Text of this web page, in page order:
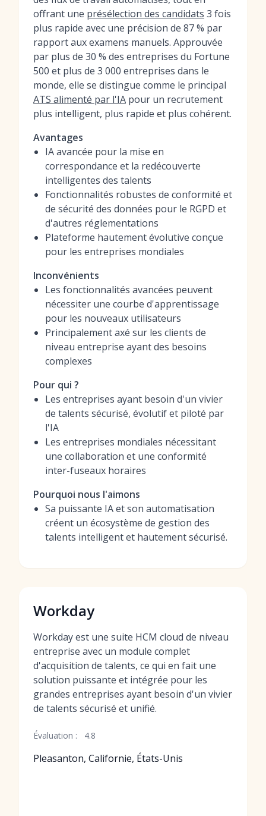
offrant une présélection des candidats 3 fois
plus rapide avec une précision de 87 % par
rapport aux examens manuels. Approuvée
par plus de 30 % des entreprises du Fortune
500 et plus de 3 000 entreprises dans le
monde, elle se distingue comme le principal
ATS alimenté par l'IA pour un recrutement
plus intelligent, plus rapide et plus cohérent.
Avantages
IA avancée pour la mise en
correspondance et la redécouverte
intelligentes des talents
Fonctionnalités robustes de conformité et
de sécurité des données pour le RGPD et
d'autres réglementations
Plateforme hautement évolutive conçue
pour les entreprises mondiales
Inconvénients
Les fonctionnalités avancées peuvent
nécessiter une courbe d'apprentissage
pour les nouveaux utilisateurs
Principalement axé sur les clients de
niveau entreprise ayant des besoins
complexes
Pour qui ?
Les entreprises ayant besoin d'un vivier
de talents sécurisé, évolutif et piloté par
l'IA
Les entreprises mondiales nécessitant
une collaboration et une conformité
inter-fuseaux horaires
Pourquoi nous l'aimons
Sa puissante IA et son automatisation
créent un écosystème de gestion des
talents intelligent et hautement sécurisé.
Workday
Workday est une suite HCM cloud de niveau
entreprise avec un module complet
d'acquisition de talents, ce qui en fait une
solution puissante et intégrée pour les
grandes entreprises ayant besoin d'un vivier
de talents sécurisé et unifié.
Évaluation : 4.8
Pleasanton, Californie, États-Unis